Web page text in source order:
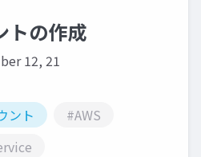
トの作成
12, 21
ント
#AWS